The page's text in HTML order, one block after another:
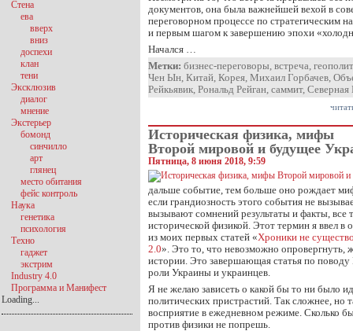
документов, она была важнейшей вехой в
переговорном процессе по стратегическим
и первым шагом к завершению эпохи
Начался …
Метки: бизнес-переговоры, встреча,
Чен Ын, Китай, Корея, Михаил Горбачев,
Рейкьявик, Рональд Рейган, саммит, Северная
Историческая физика, мифы
Второй мировой и будущее
Пятница, 8 июня 2018, 9:59
дальше событие, тем больше оно рождает
если грандиозность этого события не
вызывают сомнений результаты и факты, все
исторической физикой. Этот термин я ввел в
из моих первых статей «Хроники не
2.0». Это то, что невозможно опровергнуть,
истории. Это завершающая статья по
роли Украины и украинцев.
Я не желаю зависеть о какой бы то ни было
политических пристрастий. Так сложнее, но
восприятие в ежедневном режиме. Сколько
против физики не попрешь.
Стена
ева
вверх
вниз
доспехи
клан
тени
Эксклюзив
диалог
мнение
Экстерьер
бомонд
синчилло
арт
глянец
место обитания
фейс контроль
Наука
генетика
психология
Техно
гаджет
экстрим
Industry 4.0
Программа и Манифест
Loading...